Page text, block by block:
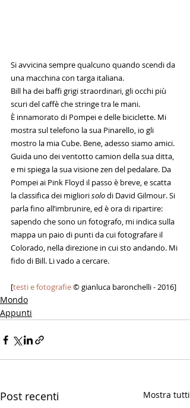
Si avvicina sempre qualcuno quando scendi da
una macchina con targa italiana.
Bill ha dei baffi grigi straordinari, gli occhi più
scuri del caffè che stringe tra le mani.
È innamorato di Pompei e delle biciclette. Mi
mostra sul telefono la sua Pinarello, io gli
mostro la mia Cube. Bene, adesso siamo amici.
Guida uno dei ventotto camion della sua ditta,
e mi spiega la sua visione zen del pedalare. Da
Pompei ai Pink Floyd il passo è breve, e scatta
la classifica dei migliori solo di David Gilmour. Si
parla fino all’imbrunire, ed è ora di ripartire:
sapendo che sono un fotografo, mi indica sulla
mappa un paio di punti da cui fotografare il
Colorado, nella direzione in cui sto andando. Mi
fido di Bill. Li vado a cercare.
[testi e fotografie © gianluca baronchelli - 2016]
Mondo
Appunti
Post recenti Mostra tutti